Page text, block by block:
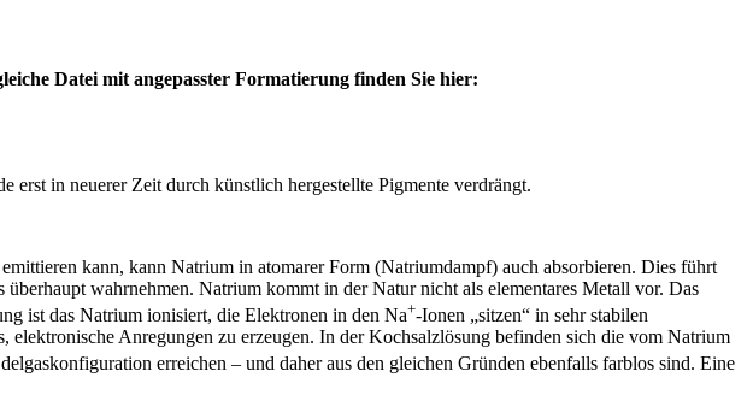
Datei mit angepasster Formatierung finden Sie hier:
in neuerer Zeit durch künstlich hergestellte Pigmente verdrängt.
kann, kann Natrium in atomarer Form (Natriumdampf) auch absorbieren. Dies führt
wahrnehmen. Natrium kommt in der Natur nicht als elementares Metall vor. Das
ist das Natrium ionisiert, die Elektronen in den Na+-Ionen „sitzen“ in sehr stabilen
elektronische Anregungen zu erzeugen. In der Kochsalzlösung befinden sich die vom Natrium
erreichen – und daher aus den gleichen Gründen ebenfalls farblos sind. Eine